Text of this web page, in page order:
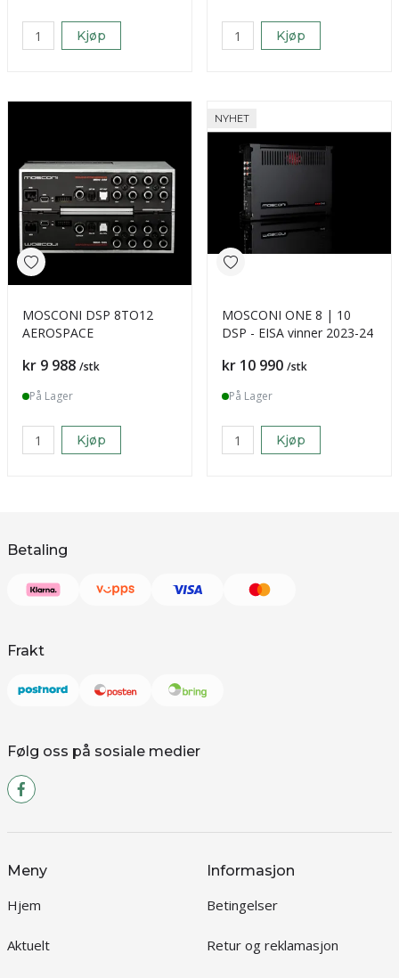
Kjøp Kjøp
MOSCONI DSP 8TO12
AEROSPACE
Pris
kr 9 988 /stk
På Lager
Kjøp
NYHET
MOSCONI ONE 8 | 10
DSP - EISA vinner 2023-24
Pris
kr 10 990 /stk
På Lager
Kjøp
Betaling
Frakt
Følg oss på sosiale medier
Meny
Hjem
Aktuelt
Informasjon
Betingelser
Retur og reklamasjon